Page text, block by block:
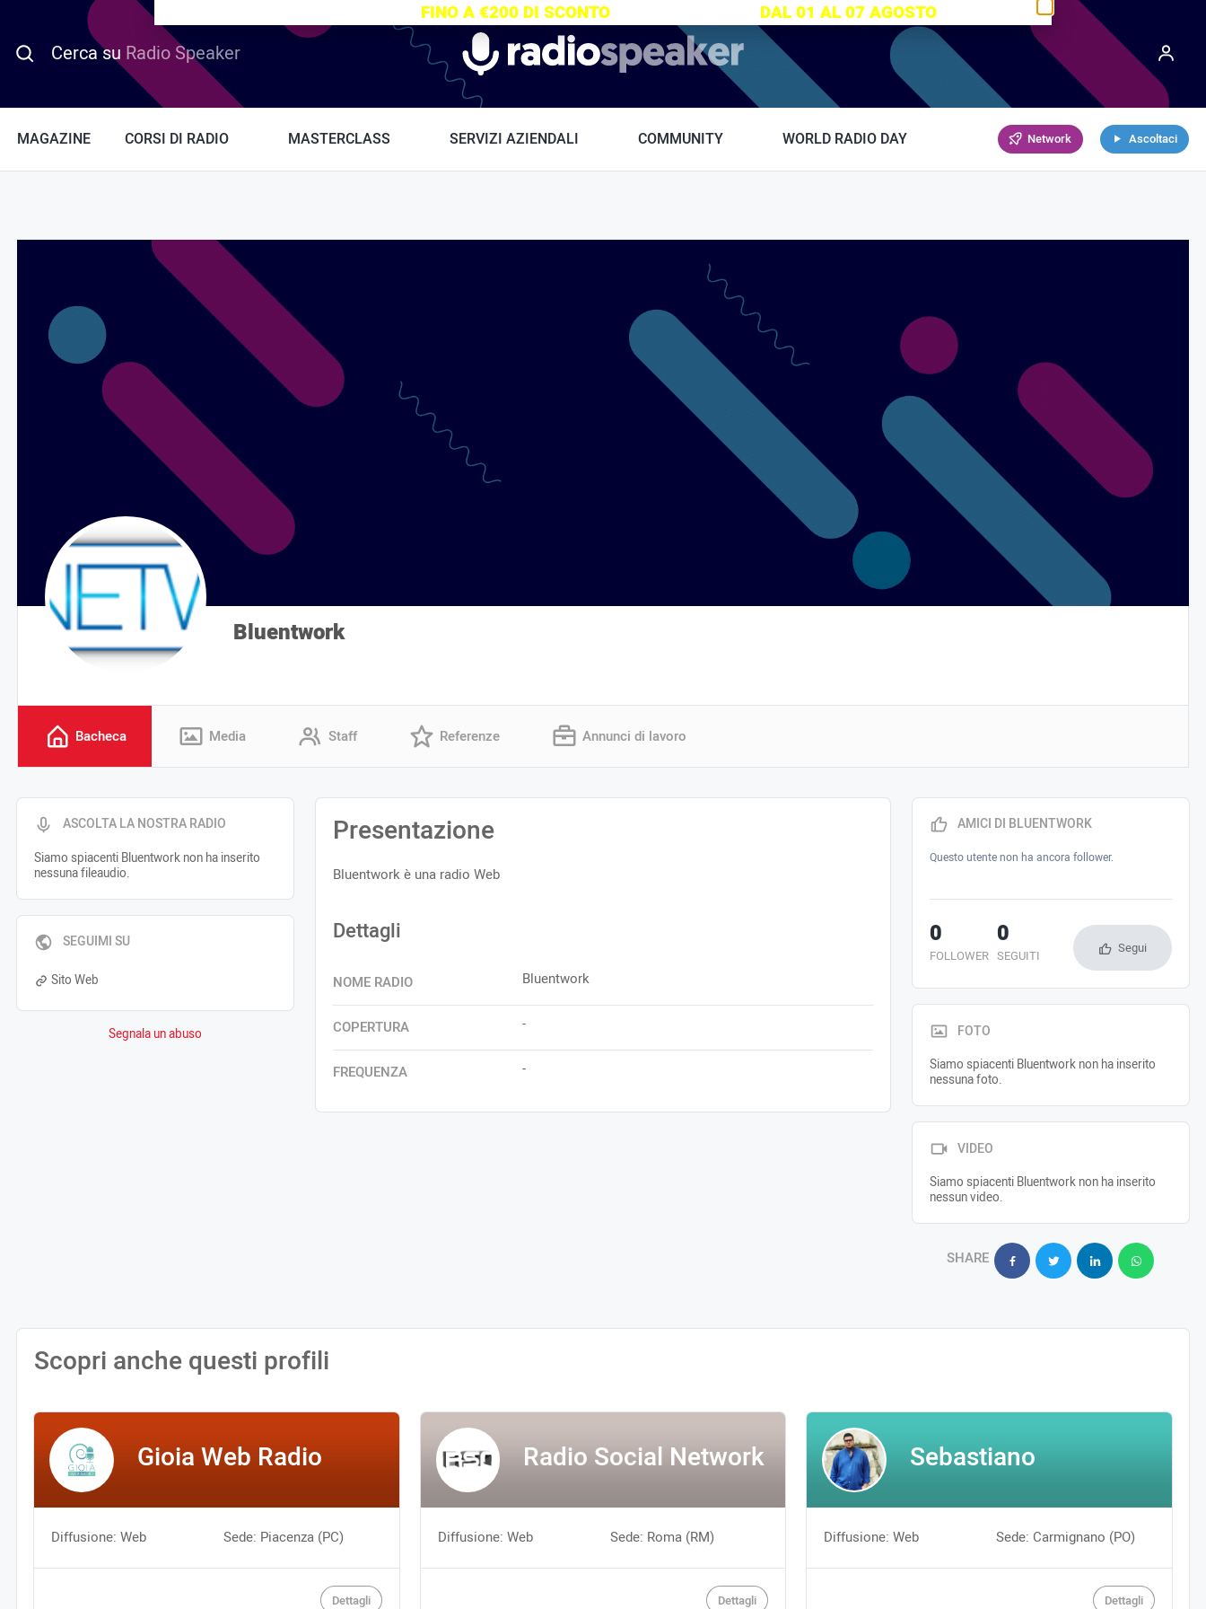
Cerca su Radio Speaker Radiospeaker.it
MAGAZINE CORSI DI RADIO MASTERCLASS SERVIZI AZIENDALI COMMUNITY WORLD RADIO DAY Network Ascoltaci
Bluentwork
Bacheca Media Staff Referenze Annunci di lavoro
ASCOLTA LA NOSTRA RADIO
Siamo spiacenti Bluentwork non ha inserito
nessuna fileaudio.
SEGUIMI SU
Sito Web
Segnala un abuso
Presentazione
Bluentwork è una radio Web
Dettagli
NOME RADIO Bluentwork
COPERTURA -
FREQUENZA -
AMICI DI BLUENTWORK
Questo utente non ha ancora follower.
FOLLOWER
0
SEGUITI
0 Segui
FOTO
Siamo spiacenti Bluentwork non ha inserito
nessuna foto.
VIDEO
Siamo spiacenti Bluentwork non ha inserito
nessun video.
SHARE
Scopri anche questi profili
Gioia Web Radio
Diffusione: Web Sede: Piacenza (PC)
Dettagli
Radio Social Network
Diffusione: Web Sede: Roma (RM)
Dettagli
Sebastiano
Diffusione: Web Sede: Carmignano (PO)
Dettagli
FINO A €200 DI SCONTO DAL 01 AL 07 AGOSTO